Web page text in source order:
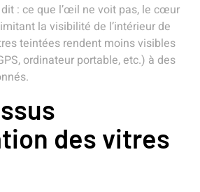
dit : ce que l’œil ne voit pas, le cœur
la visibilité de l’intérieur de
teintées rendent moins visibles
ordinateur portable, etc.) à des
des vitres